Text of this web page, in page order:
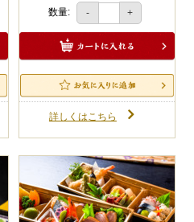
数量: - +
詳しくはこちら